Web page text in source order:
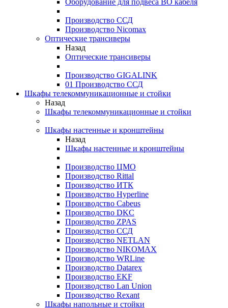
Оборудование для подвеса ВО кабеля
Производство ССД
Производство Nicomax
Оптические трансиверы
Назад
Оптические трансиверы
Производство GIGALINK
01 Производство ССД
Шкафы телекоммуникационные и стойки
Назад
Шкафы телекоммуникационные и стойки
Шкафы настенные и кронштейны
Назад
Шкафы настенные и кронштейны
Производство ЦМО
Производство Rittal
Производство ИТК
Производство Hyperline
Производство Cabeus
Производство DKC
Производство ZPAS
Производство ССД
Производство NETLAN
Производство NIKOMAX
Производство WRLine
Производство Datarex
Производство EKF
Производство Lan Union
Производство Rexant
Шкафы напольные и стойки